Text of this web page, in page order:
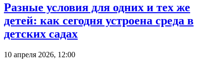
Разные условия для одних и тех же
детей: как сегодня устроена среда в
детских садах
10 апреля 2026, 12:00